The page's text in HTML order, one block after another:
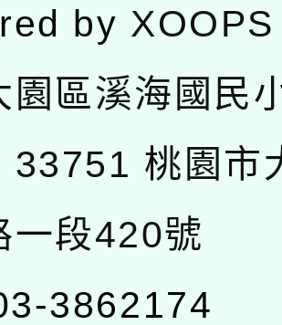
by XOOPS
園區溪海國民
33751 桃園市
一段420號
3862174